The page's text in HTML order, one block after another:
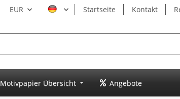
EUR Startseite Kontakt
Motivpapier Übersicht Angebote